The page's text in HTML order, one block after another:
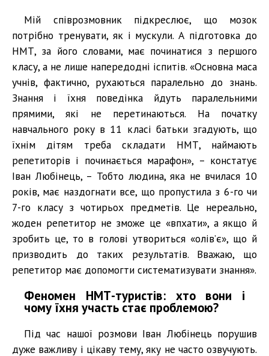
Мій співрозмовник підкреслює, що мозок
потрібно тренувати, як і мускули. А підготовка до
НМТ, за його словами, має починатися з першого
класу, а не лише напередодні іспитів. «Основна маса
учнів, фактично, рухаються паралельно до знань.
Знання і їхня поведінка йдуть паралельними
прямими, які не перетинаються. На початку
навчального року в 11 класі батьки згадують, що
їхнім дітям треба складати НМТ, наймають
репетиторів і починається марафон», – констатує
Іван Любінець, – Тобто людина, яка не вчилася 10
років, має наздогнати все, що пропустила з 6-го чи
7-го класу з чотирьох предметів. Це нереально,
жоден репетитор не зможе це «впхати», а якщо й
зробить це, то в голові утвориться «олів’є», що й
призводить до таких результатів. Вважаю, що
репетитор має допомогти систематизувати знання».
Феномен НМТ-туристів: хто вони і
чому їхня участь стає проблемою?
Під час нашої розмови Іван Любінець порушив
дуже важливу і цікаву тему, яку не часто озвучують.